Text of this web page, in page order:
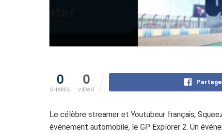
0
SHARES
0
VIEWS
Le célèbre streamer et Youtubeur français,
événement automobile, le GP Explorer 2. Un